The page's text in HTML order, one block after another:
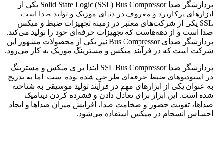
پردازشگر صدا Solid State Logic (SSL
) Bus Compressor یکی از
ابزارهای پرکاربرد و معروف در دنیای موزیک و تولید صدا است.
SSL یکی از شرکت‌های معتبر در زمینه تجهیزات ضبط و میکس
صدا است و از دهه‌هاست که تجهیزات حرفه‌ای خود را تولید می‌کند.
پردازشگر صدای Bus Compressor نیز یکی از محصولات مشهور این
شرکت است که در فرآیند میکس و مسترینگ موزیک به کار می‌رود.
پردازشگر صدا SSL Bus Compressor ابتدا برای میکس و مسترینگ
در استودیوهای ضبط حرفه‌ای طراحی شده بوده است. اما به تدریج
به عنوان یکی از ابزارهای مهم در فرآیند تولید موسیقی به شناخته
شده است. این ابزار برای تعادل دادن و فشرده کردن دینامیک
صداها، تقویت حضور و ضخامت صدا، افزایش میزان صداها و ایجاد
احساس انسجام در میکس استفاده می‌شود.